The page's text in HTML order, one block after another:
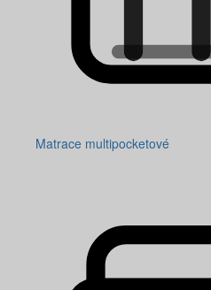
Matrace multipocketové